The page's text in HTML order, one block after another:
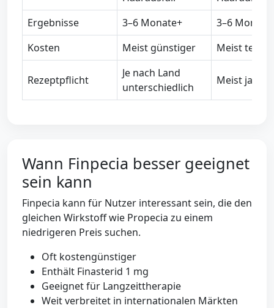
Ergebnisse
3–6 Monate+
3–6
Kosten
Meist günstiger Meist teurer
Rezeptpflicht
Je nach Land
unterschiedlich
Meist ja
Wann Finpecia besser geeignet
sein kann
Finpecia kann für Nutzer interessant sein, die den
gleichen Wirkstoff wie Propecia zu einem
niedrigeren Preis suchen.
Oft kostengünstiger
Enthält Finasterid 1 mg
Geeignet für Langzeittherapie
Weit verbreitet in internationalen Märkten